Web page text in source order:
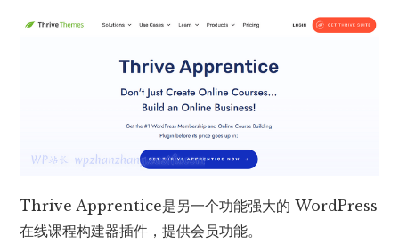
Thrive Apprentice是另一个功能强大的 WordPress
在线课程构建器插件，提供会员功能。